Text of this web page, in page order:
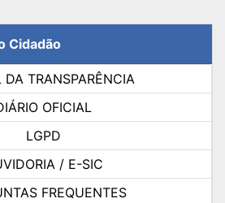
Cidadão
DA TRANSPARÊNCIA
OFICIAL
LGPD
/ E-SIC
FREQUENTES